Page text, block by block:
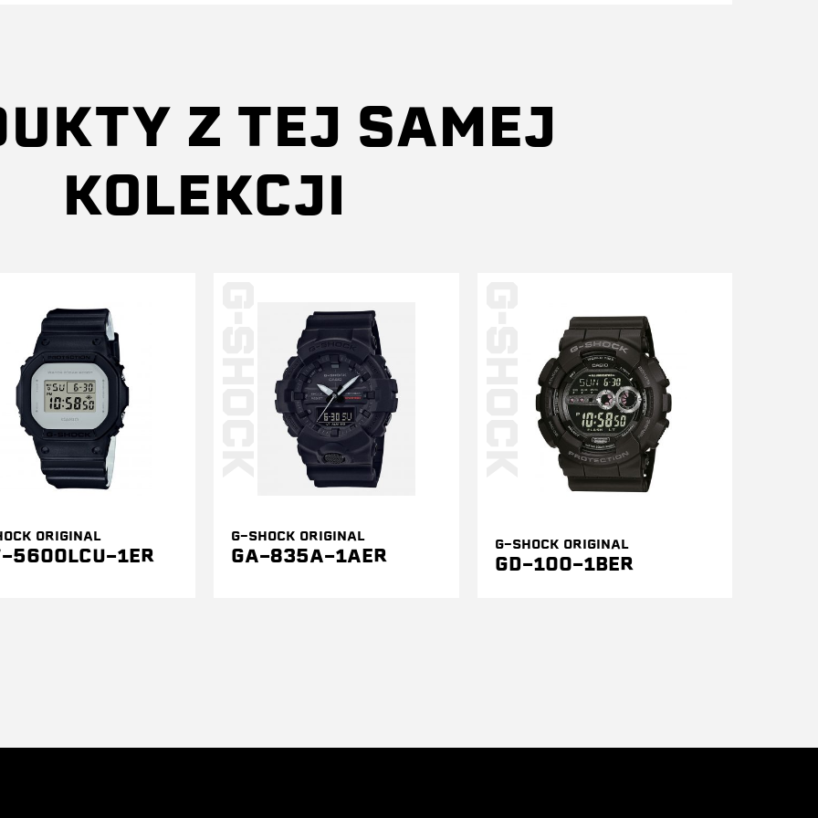
Z TEJ SAMEJ
KOLEKCJI
ORIGINAL
5600LCU-1ER
G-SHOCK ORIGINAL
GA-835A-1AER G-SHOCK ORIGINAL
GD-100-1BER